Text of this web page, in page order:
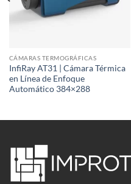
CÁMARAS TERMOGRÁFICAS
InfiRay AT31 | Cámara Térmica
en Línea de Enfoque
Automático 384×288